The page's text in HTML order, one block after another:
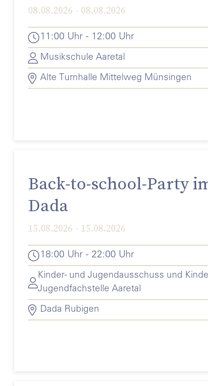
08.08.2026 - 08.08.2026
11:00 Uhr - 12:00 Uhr
Musikschule Aaretal
Alte Turnhalle Mittelweg Münsingen
Back-to-school-Party im
Dada
15.08.2026 - 15.08.2026
18:00 Uhr - 22:00 Uhr
Kinder- und Jugendausschuss und Kinder-
Jugendfachstelle Aaretal
Dada Rubigen